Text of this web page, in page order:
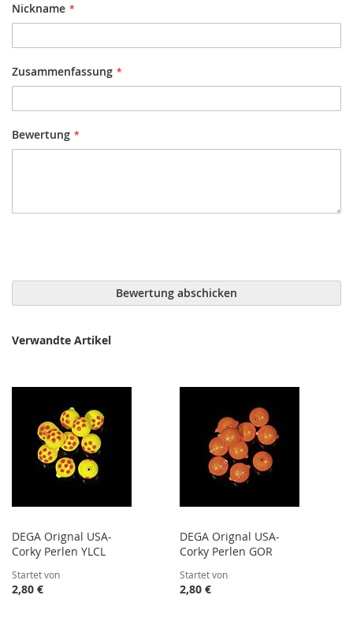
Nickname
Zusammenfassung
Bewertung
Bewertung abschicken
Verwandte Artikel
DEGA Orignal USA-
Corky Perlen YLCL
Startet von
2,80 €
DEGA Orignal USA-
Corky Perlen GOR
Startet von
2,80 €